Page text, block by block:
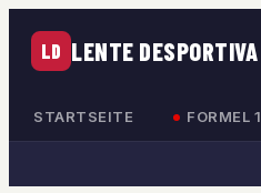
LD LENTE DESPORTIVA
STARTSEITE FORMEL 1